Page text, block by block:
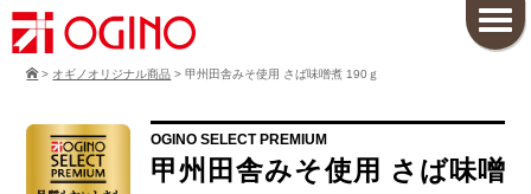
> オギノオリジナル商品 >甲州田舎みそ使用 さば味噌煮 190ｇ
OGINO SELECT PREMIUM
甲州田舎みそ使用 さば味噌